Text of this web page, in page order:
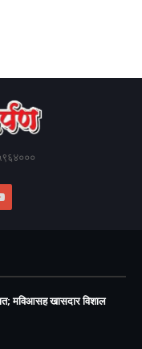
मविआसह खासदार विशाल